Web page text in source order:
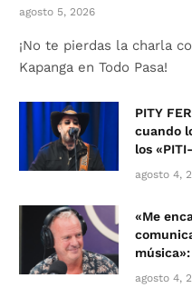
agosto 5, 2026
¡No te pierdas la charla
Kapanga en Todo Pasa!
PITY
cuando
los
agosto 4,
«Me
música»:
agosto 4,